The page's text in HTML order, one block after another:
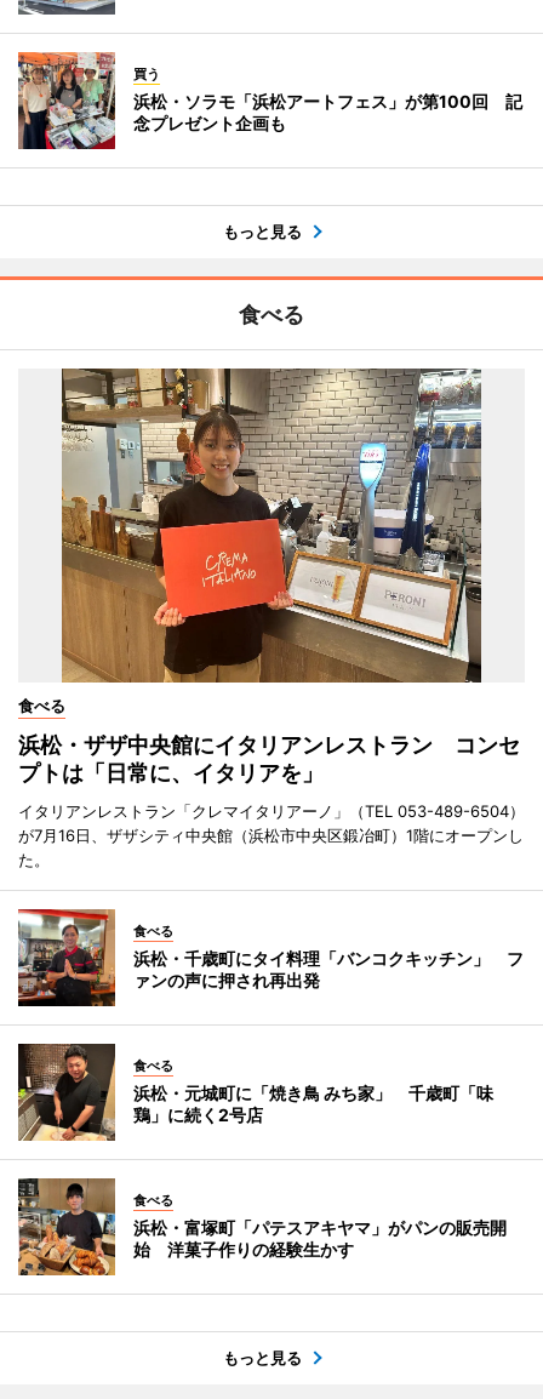
買う
浜松・ソラモ「浜松アートフェス」が第100回 記
念プレゼント企画も
もっと見る
食べる
食べる
浜松・ザザ中央館にイタリアンレストラン コンセ
プトは「日常に、イタリアを」
イタリアンレストラン「クレマイタリアーノ」（TEL 053-489-6504）
が7月16日、ザザシティ中央館（浜松市中央区鍛冶町）1階にオープンし
た。
食べる
浜松・千歳町にタイ料理「バンコクキッチン」 フ
ァンの声に押され再出発
食べる
浜松・元城町に「焼き鳥 みち家」 千歳町「味
鶏」に続く2号店
食べる
浜松・富塚町「パテスアキヤマ」がパンの販売開
始 洋菓子作りの経験生かす
もっと見る